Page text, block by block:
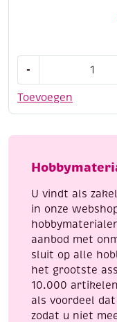
Toevoegen
-
gietklei
9.5
wit,
aantal
U vindt als
in onze
aanbod met
sluit op alle
het grootste
10.000
als voordeel
zodat u niet